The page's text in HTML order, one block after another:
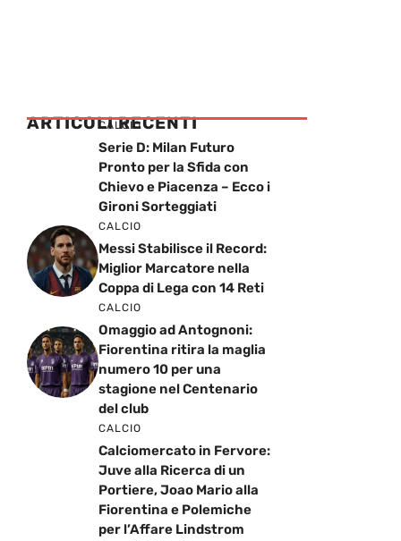
ARTICOLI RECENTI
CALCIO
Serie D: Milan Futuro
Pronto per la Sfida con
Chievo e Piacenza – Ecco i
Gironi Sorteggiati
CALCIO
Messi Stabilisce il Record:
Miglior Marcatore nella
Coppa di Lega con 14 Reti
CALCIO
Omaggio ad Antognoni:
Fiorentina ritira la maglia
numero 10 per una
stagione nel Centenario
del club
CALCIO
Calciomercato in Fervore:
Juve alla Ricerca di un
Portiere, Joao Mario alla
Fiorentina e Polemiche
per l’Affare Lindstrom